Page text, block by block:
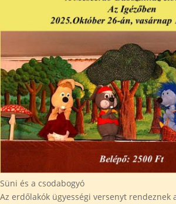
Süni és a csodabogyó
Az erdőlakók ügyességi versenyt rendeznek